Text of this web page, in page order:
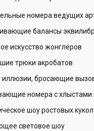
номера ведущих
балансы
искусство жонглёров
трюки акробатов
иллюзии, бросающие
номера с хлыстами
шоу ростовых кукол
световое шоу